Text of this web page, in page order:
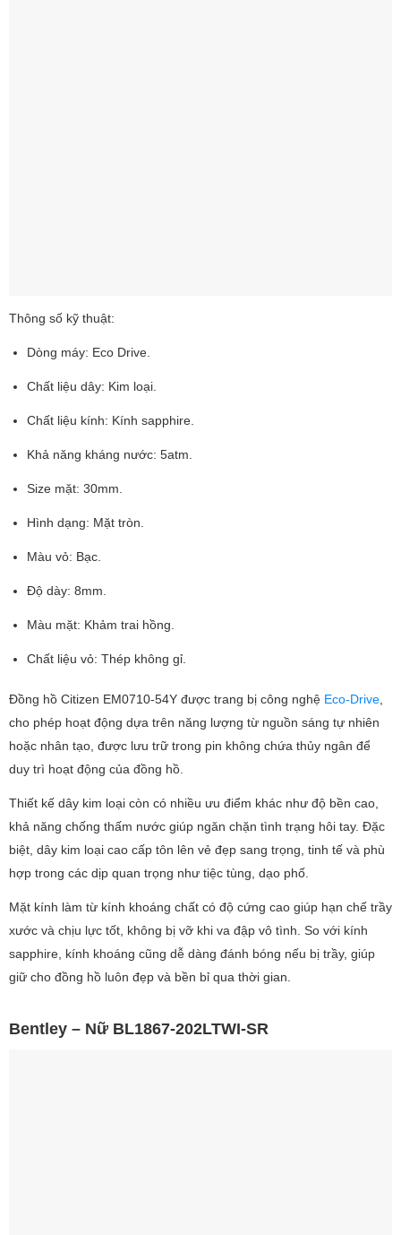
Thông số kỹ thuật:
Dòng máy: Eco Drive.
Chất liệu dây: Kim loại.
Chất liệu kính: Kính sapphire.
Khả năng kháng nước: 5atm.
Size mặt: 30mm.
Hình dạng: Mặt tròn.
Màu vỏ: Bạc.
Độ dày: 8mm.
Màu mặt: Khảm trai hồng.
Chất liệu vỏ: Thép không gỉ.
Đồng hồ Citizen EM0710-54Y được trang bị công nghệ Eco-Drive
cho phép hoạt động dựa trên năng lượng từ nguồn sáng tự nhiên
hoặc nhân tạo, được lưu trữ trong pin không chứa thủy ngân để
duy trì hoạt động của đồng hồ.
Thiết kế dây kim loại còn có nhiều ưu điểm khác như độ bền cao,
khả năng chống thấm nước giúp ngăn chặn tình trạng hôi tay. Đặc
biệt, dây kim loại cao cấp tôn lên vẻ đẹp sang trọng, tinh tế và phù
hợp trong các dịp quan trọng như tiệc tùng, dạo phố.
Mặt kính làm từ kính khoáng chất có độ cứng cao giúp hạn chế trầy
xước và chịu lực tốt, không bị vỡ khi va đập vô tình. So với kính
sapphire, kính khoáng cũng dễ dàng đánh bóng nếu bị trầy, giúp
giữ cho đồng hồ luôn đẹp và bền bỉ qua thời gian.
Bentley – Nữ BL1867-202LTWI-SR